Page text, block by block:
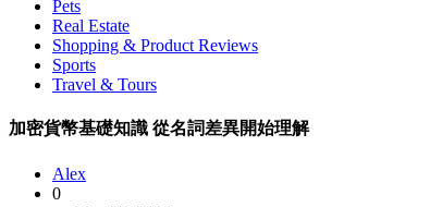
Pets
Real Estate
Shopping & Product Reviews
Sports
Travel & Tours
加密貨幣基礎知識 從名詞差異開始理解
Alex
0